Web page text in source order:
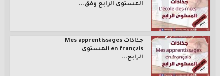
المستوى الرابع وفق...
جذاذات Mes apprentissages
en français المستوى
الرابع...